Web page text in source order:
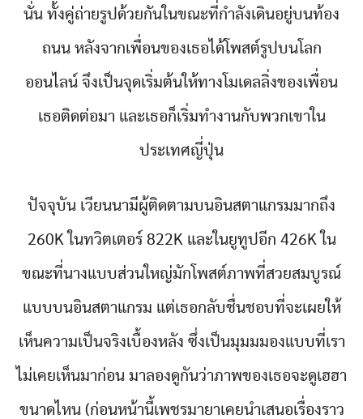
นั่น ทั้งคู่ถ่ายรูปด้วยกันในขณะที่กำลังเดินอยู่บนท้อง
ถนน หลังจากเพื่อนของเธอได้โพสต์รูปบนโลก
ออนไลน์ จึงเป็นจุดเริ่มต้นให้ทางโมเดลลิ่งของเพื่อน
เธอติดต่อมา และเธอก็เริ่มทำงานกับพวกเขาใน
ประเทศญี่ปุ่น
ปัจจุบัน เวียนนามีผู้ติดตามบนอินสตาแกรมมากถึง
260K ในทวิตเตอร์ 822K และในยูทูปอีก 426K ใน
ขณะที่นางแบบส่วนใหญ่มักโพสต์ภาพที่สวยสมบูรณ์
แบบบนอินสตาแกรม แต่เธอกลับชื่นชอบที่จะเผยให้
เห็นความเป็นจริงเบื้องหลัง ซึ่งเป็นมุมมมองแบบที่เรา
ไม่เคยเห็นมาก่อน มาลองดูกันว่าภาพของเธอจะดูเฮฮา
ขนาดไหน (ก่อนหน้านี้เพชรมายาเคยนำเสนอเรื่องราว